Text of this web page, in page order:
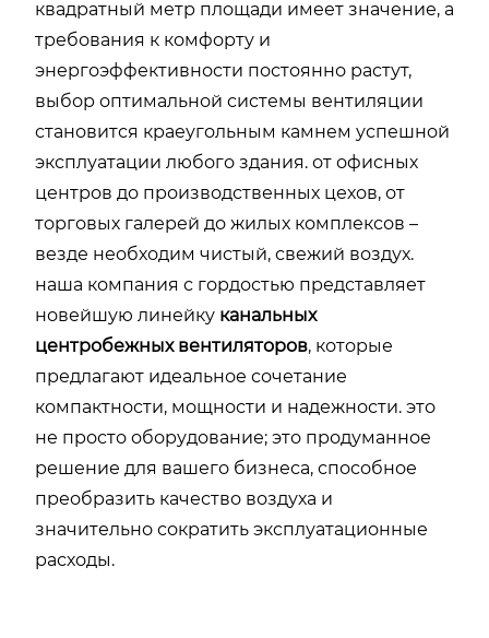
квадратный метр площади имеет значение, а
требования к комфорту и
энергоэффективности постоянно растут,
выбор оптимальной системы вентиляции
становится краеугольным камнем успешной
эксплуатации любого здания. от офисных
центров до производственных цехов, от
торговых галерей до жилых комплексов –
везде необходим чистый, свежий воздух.
наша компания с гордостью представляет
новейшую линейку канальных
центробежных вентиляторов, которые
предлагают идеальное сочетание
компактности, мощности и надежности. это
не просто оборудование; это продуманное
решение для вашего бизнеса, способное
преобразить качество воздуха и
значительно сократить эксплуатационные
расходы.